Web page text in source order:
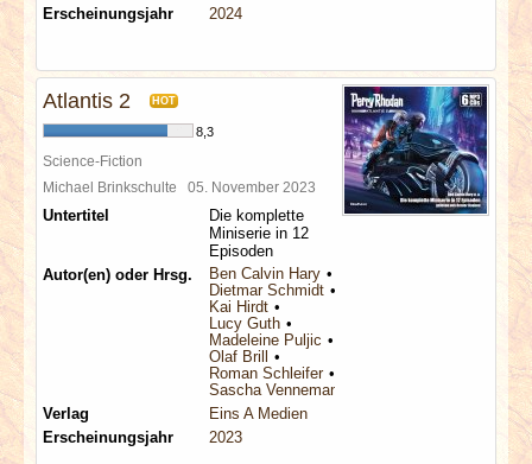
Erscheinungsjahr
2024
Atlantis 2 HOT
8,3
Science-Fiction
Michael Brinkschulte 05. November 2023
Untertitel
Die komplette
Miniserie in 12
Episoden
Autor(en) oder Hrsg.
Ben Calvin Hary
Dietmar Schmidt
Kai Hirdt
Lucy Guth
Madeleine Puljic
Olaf Brill
Roman Schleifer
Sascha Vennemann
Verlag
Eins A Medien
Erscheinungsjahr
2023